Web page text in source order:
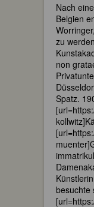
Nach
Belgien
zu
non
Spatz.
besuchte